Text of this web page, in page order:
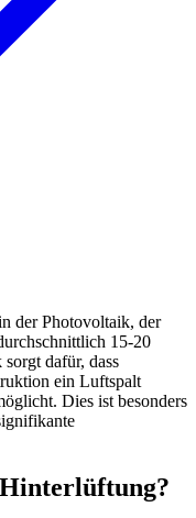
der Photovoltaik, der
15-20
dafür, dass
ein Luftspalt
Dies ist besonders